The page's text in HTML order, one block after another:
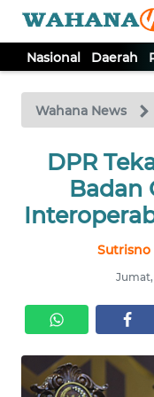
Nasional Daerah
Wahana News
DPR
Badan
Sutrisno
Jumat,
TV
Tutup
NASIONAL
DAERAH
KRIMINAL
EKUIN